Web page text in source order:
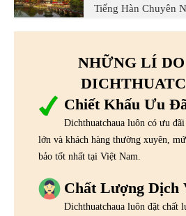
Tiếng Hàn Chuyên
NHỮNG LÍ
Chiết Khấu Ưu
Dichthuatchaua luôn có ưu
lớn và khách hàng thường xuyên,
bảo tốt nhất tại Việt Nam.
Chất Lượng Dịch
Dichthuatchaua luôn đặt chất